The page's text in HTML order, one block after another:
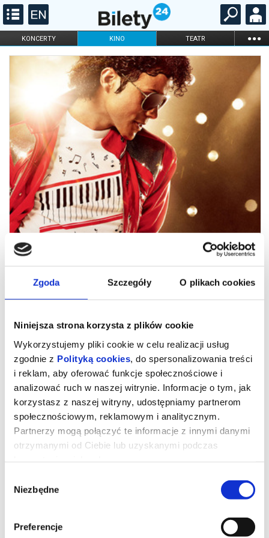
Zgoda Szczegóły O plikach cookies
Niniejsza strona korzysta z plików cookie
Wykorzystujemy pliki cookie w celu realizacji usług
zgodnie z Polityką cookies , do spersonalizowania treści
i reklam, aby oferować funkcje społecznościowe i
analizować ruch w naszej witrynie. Informacje o tym, jak
korzystasz z naszej witryny, udostępniamy partnerom
społecznościowym, reklamowym i analitycznym.
Partnerzy mogą połączyć te informacje z innymi danymi
otrzymanymi od Ciebie lub uzyskanymi podczas
zgody
Niezbędne
Preferencje
KONCERTY KINO TEATR ...
FILHARMONIA OPERA I BALET
STAND-UP
ONLINE KARNETY
MICHAEL
dziesięciorga dzieci od najmłodszych lat jest przygotowywany do
kariery muzycznej pod okiem surowego ojca (Colman Domingo). Z
w wieku 13 lat rozpoczyna karierę solową. Również w dorosłości
życiem Michaela (Jaafar Jackson) rządzi muzyka.